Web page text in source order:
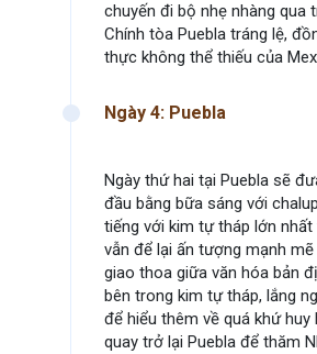
chuyến đi bộ nhẹ nhàng
Chính tòa Puebla tráng lệ,
thực không thể thiếu của
Ngày 4: Puebla
Ngày thứ hai tại Puebla sẽ
đầu bằng bữa sáng với
tiếng với kim tự tháp lớn
vẫn để lại ấn tượng mạnh
giao thoa giữa văn hóa bản
bên trong kim tự tháp, lắng
để hiểu thêm về quá khứ
quay trở lại Puebla để thăm